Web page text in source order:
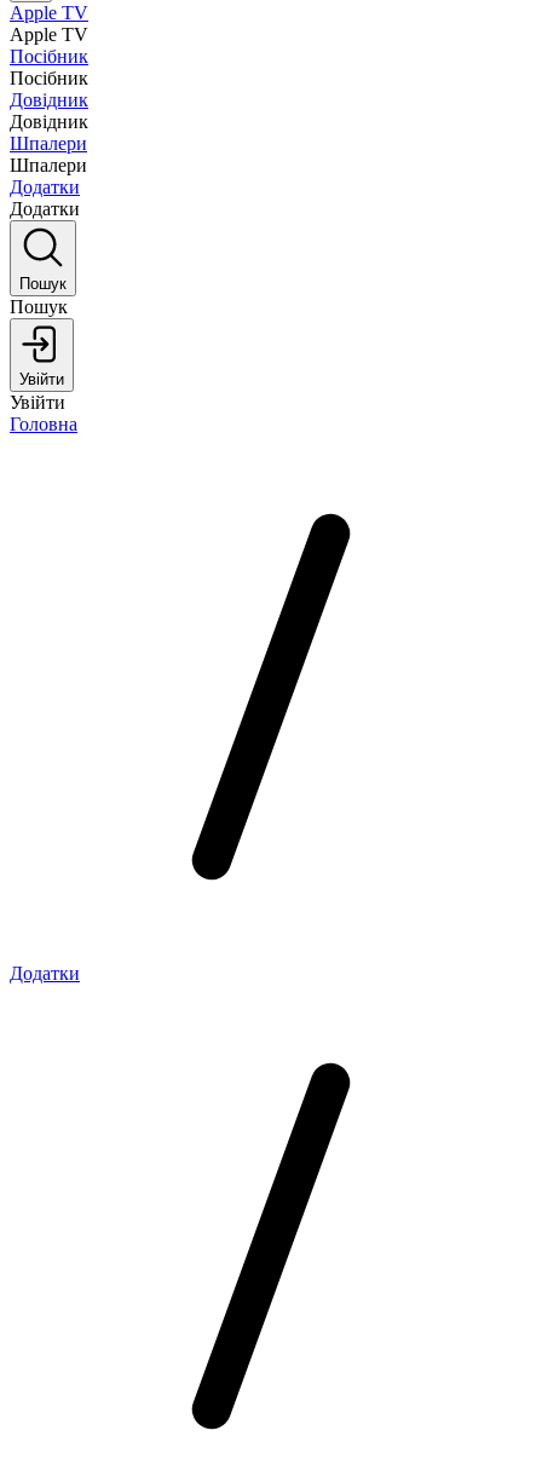
Apple TV
Apple TV
Посібник
Посібник
Довідник
Довідник
Шпалери
Шпалери
Додатки
Додатки
Пошук
Пошук
Увійти
Увійти
Головна
Додатки